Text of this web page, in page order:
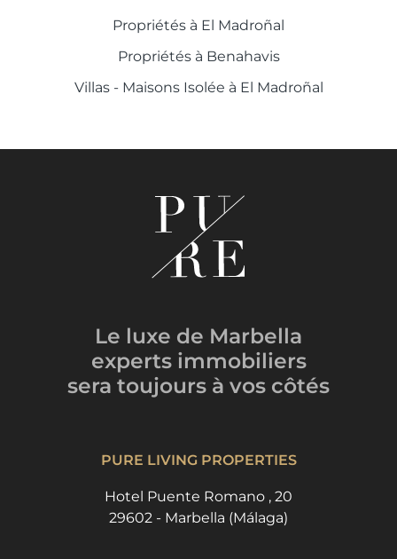
Propriétés à El Madroñal
Propriétés à Benahavis
Villas - Maisons Isolée à El Madroñal
Le luxe de Marbella
experts immobiliers
sera toujours à vos côtés
PURE LIVING PROPERTIES
Hotel Puente Romano , 20
29602 - Marbella (Málaga)